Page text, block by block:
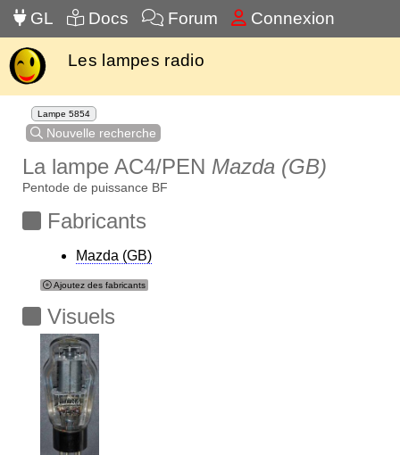
GL Docs Forum Connexion
Les lampes radio
Lampe 5854
Nouvelle recherche
La lampe AC4/PEN Mazda (GB)
Pentode de puissance BF
Fabricants
Mazda (GB)
Ajoutez des fabricants
Visuels